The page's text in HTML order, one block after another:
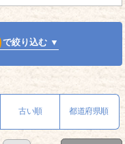
で絞り込む ▼
古い順 都道府県順